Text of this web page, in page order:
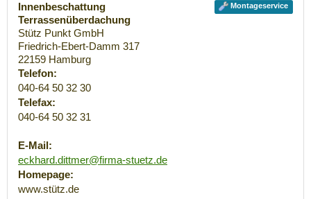
Montageservice
Innenbeschattung
Terrassenüberdachung
Stütz Punkt GmbH
Friedrich-Ebert-Damm 317
22159 Hamburg
Telefon:
040-64 50 32 30
Telefax:
040-64 50 32 31
E-Mail:
eckhard.dittmer@firma-stuetz.de
Homepage:
www.stütz.de